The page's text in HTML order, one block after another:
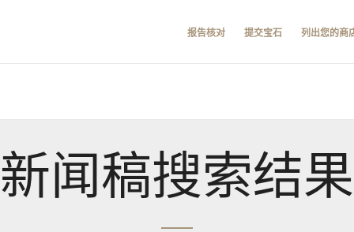
报告核对 提交宝石 列出您的商
新闻稿搜索结果